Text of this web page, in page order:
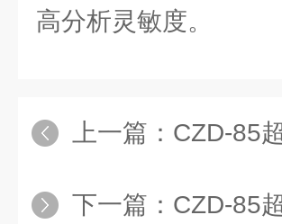
高分析灵敏度。
上一篇： CZD-85
下一篇： CZD-85